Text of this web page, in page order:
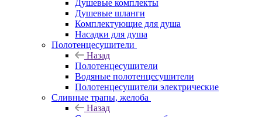
Душевые комплекты
Душевые шланги
Комплектующие для душа
Насадки для душа
Полотенцесушители
Назад
Полотенцесушители
Водяные полотенцесушители
Полотенцесушители электрические
Сливные трапы, желоба
Назад